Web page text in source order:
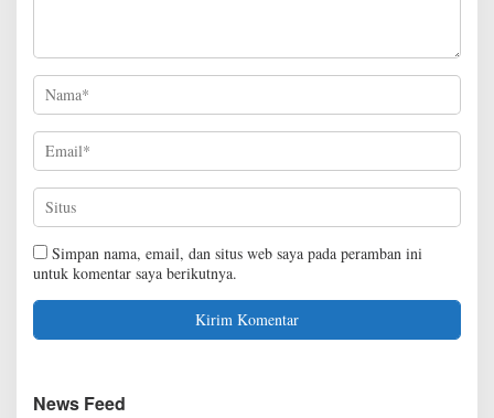
Simpan nama, email, dan situs web saya pada peramban ini
untuk komentar saya berikutnya.
News Feed